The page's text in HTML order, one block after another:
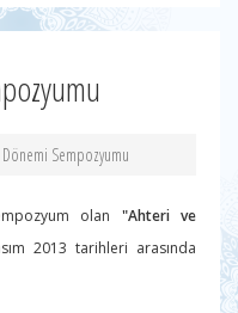
Sempozyumu
olan "Ahteri ve
2013 tarihleri arasında